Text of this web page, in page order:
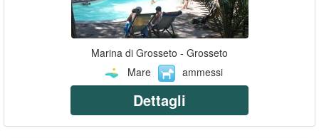
Marina di Grosseto - Grosseto
Mare
ammessi
Dettagli